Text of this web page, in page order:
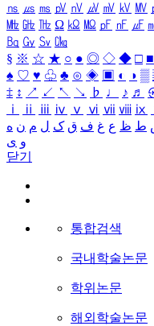
㎱ ㎲ ㎳ ㎴ ㎵ ㎶ ㎷ ㎸ ㎹
㎒ ㎓ ㎔ Ω ㏀ ㏁ ㎊ ㎋ ㎌
㏃ ㏉ ㏜ ㏆
§ ※ ☆ ★ ○ ● ◎ ◇ ◆ □ ■
♠ ♡ ♥ ♧ ♣ ⊙ ◈ ▣ ◐ ◑ ▒
‡ ↕ ↗ ↙ ↖ ↘ ♭ ♩ ♪ ♬
ⅰ
ⅱ ⅲ ⅳ ⅴ ⅵ ⅶ ⅷ ⅸ
ط ظ ع غ ف ق ک ل م ن ه
و ی
닫기
통합검색
국내학술논문
학위논문
해외학술논문